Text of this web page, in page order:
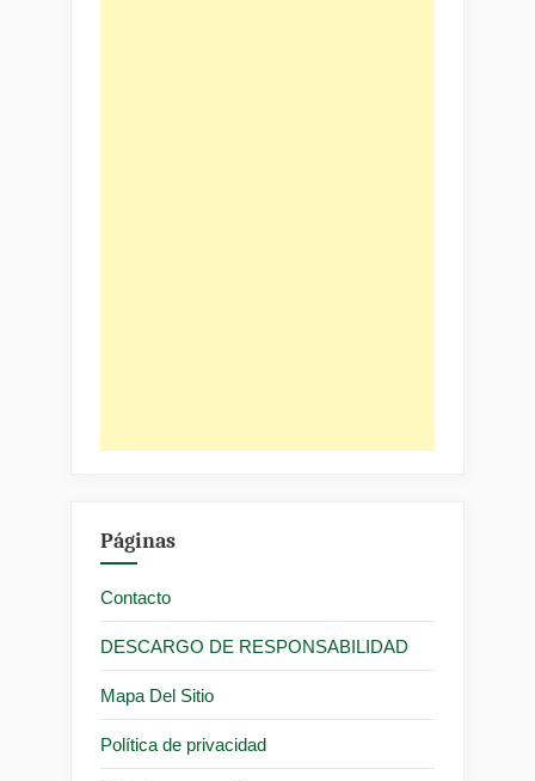
Páginas
Contacto
DESCARGO DE RESPONSABILIDAD
Mapa Del Sitio
Política de privacidad